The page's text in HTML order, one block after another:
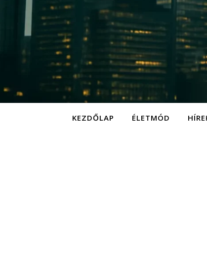
KEZDŐLAP ÉLETMÓD